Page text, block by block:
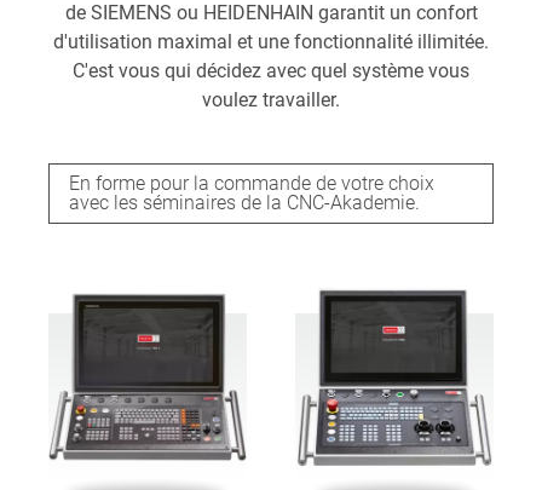
de SIEMENS ou HEIDENHAIN garantit un confort
d'utilisation maximal et une fonctionnalité illimitée.
C'est vous qui décidez avec quel système vous
voulez travailler.
En forme pour la commande de votre choix
avec les séminaires de la CNC-Akademie.